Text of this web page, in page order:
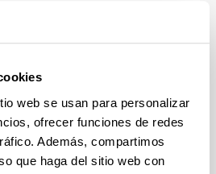
web se usan para personalizar
ofrecer funciones de redes
Además, compartimos
que haga del sitio web con
a la potenciación de las
que se encuentra la
ya que son miles de
habituales de la
alrededor de cuatrocientas
del Sistema Vasco de